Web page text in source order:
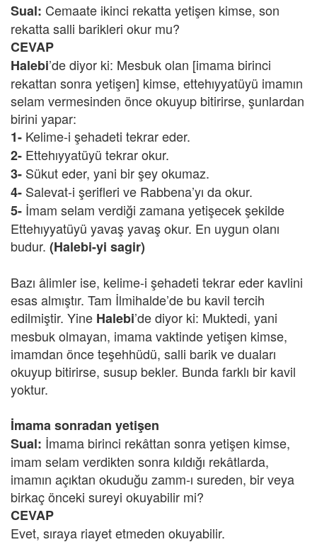
Sual: Cemaate ikinci rekatta yetişen kimse, son
rekatta salli barikleri okur mu?
CEVAP
Halebi’de diyor ki: Mesbuk olan [imama birinci
rekattan sonra yetişen] kimse, ettehıyyatüyü imamın
selam vermesinden önce okuyup bitirirse, şunlardan
birini yapar:
1- Kelime-i şehadeti tekrar eder.
2- Ettehıyyatüyü tekrar okur.
3- Sükut eder, yani bir şey okumaz.
4- Salevat-i şerifleri ve Rabbena’yı da okur.
5- İmam selam verdiği zamana yetişecek şekilde
Ettehıyyatüyü yavaş yavaş okur. En uygun olanı
budur. (Halebi-yi sagir)
Bazı âlimler ise, kelime-i şehadeti tekrar eder kavlini
esas almıştır. Tam İlmihalde’de bu kavil tercih
edilmiştir. Yine Halebi’de diyor ki: Muktedi, yani
mesbuk olmayan, imama vaktinde yetişen kimse,
imamdan önce teşehhüdü, salli barik ve duaları
okuyup bitirirse, susup bekler. Bunda farklı bir kavil
yoktur.
İmama sonradan yetişen
Sual: İmama birinci rekâttan sonra yetişen kimse,
imam selam verdikten sonra kıldığı rekâtlarda,
imamın açıktan okuduğu zamm-ı sureden, bir veya
birkaç önceki sureyi okuyabilir mi?
CEVAP
Evet, sıraya riayet etmeden okuyabilir.